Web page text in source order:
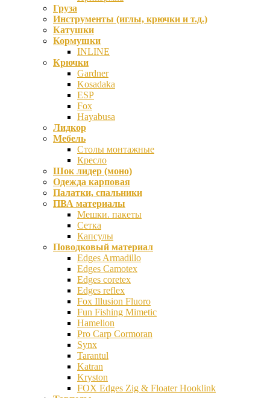
Груза
Инструменты (иглы, крючки и т.д.)
Катушки
Кормушки
INLINE
Крючки
Gardner
Kosadaka
ESP
Fox
Hayabusa
Лидкор
Мебель
Столы монтажные
Кресло
Шок лидер (моно)
Одежда карповая
Палатки, спальники
ПВА материалы
Мешки. пакеты
Сетка
Капсулы
Поводковый материал
Edges Armadillo
Edges Camotex
Edges coretex
Edges reflex
Fox Illusion Fluoro
Fun Fishing Mimetic
Hamelion
Pro Carp Cormoran
Synx
Tarantul
Katran
Kryston
FOX Edges Zig & Floater Hooklink